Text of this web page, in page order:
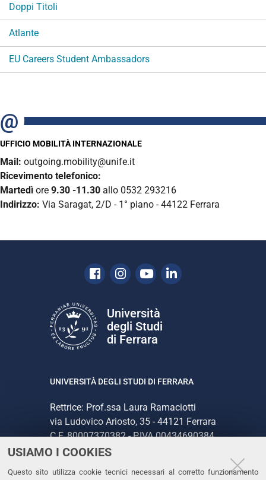
USIAMO I COOKIES
Questo sito utilizza cookie tecnici necessari al corretto funzionamento
Doppi Titoli
Atlante
EU Careers Student Ambassadors
UFFICIO MOBILITÀ INTERNAZIONALE
Mail: outgoing.mobility@unife.it
Ricevimento telefonico:
Martedì ore 9.30 -11.30 allo 0532 293216
Indirizzo: Via Saragat, 2/D - 1° piano - 44122 Ferrara
Facebook
Instagram
YoutubeLinkedin
Università
degli Studi
di Ferrara
UNIVERSITÀ DEGLI STUDI DI FERRARA
Rettrice: Prof.ssa Laura Ramaciotti
via Ludovico Ariosto, 35 - 44121 Ferrara
C.F. 80007370382 - P.IVA 00434690384
CONTATTI